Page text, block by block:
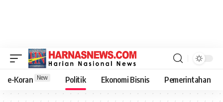
e-Koran New Politik Ekonomi Bisnis Pemerintahan